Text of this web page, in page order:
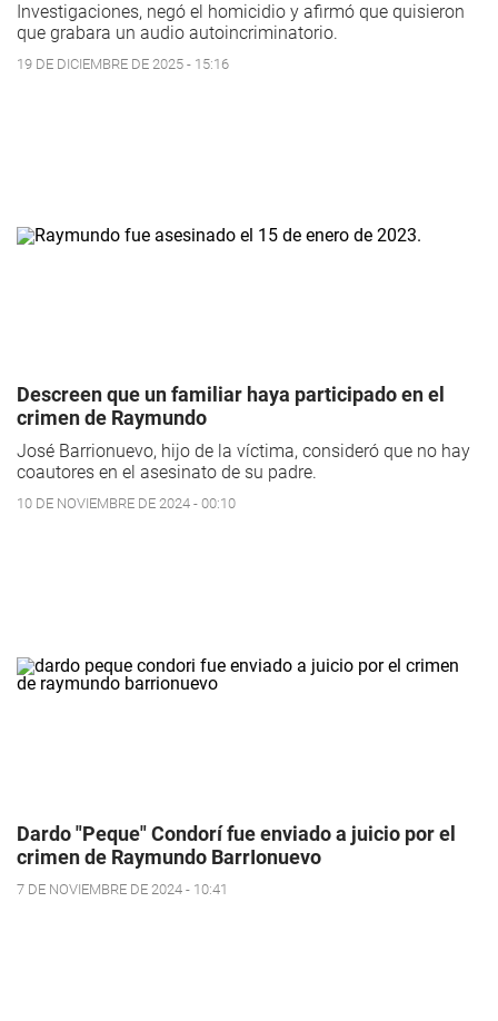
Investigaciones, negó el homicidio y afirmó que quisieron
que grabara un audio autoincriminatorio.
19 DE DICIEMBRE DE 2025 - 15:16
Descreen que un familiar haya participado en el
crimen de Raymundo
José Barrionuevo, hijo de la víctima, consideró que no hay
coautores en el asesinato de su padre.
10 DE NOVIEMBRE DE 2024 - 00:10
Dardo "Peque" Condorí fue enviado a juicio por el
crimen de Raymundo BarrIonuevo
7 DE NOVIEMBRE DE 2024 - 10:41